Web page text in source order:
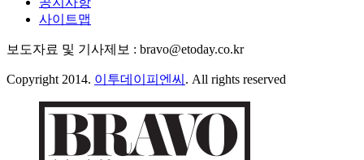
사이트맵
보도자료 및 기사제보 : bravo@etoday.co.kr
Copyright 2014. 이투데이피엔씨 . All rights reserved